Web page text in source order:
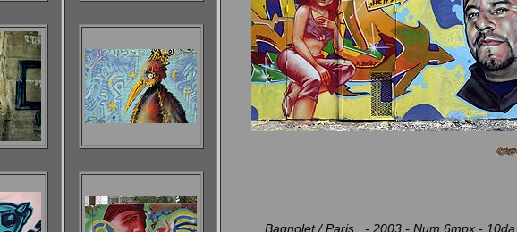
Bagnolet / Paris - 2003 - Num 6mpx -